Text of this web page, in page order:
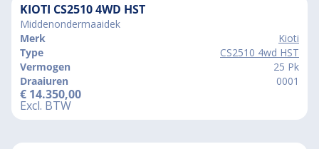
KIOTI CS2510 4WD HST
Middenondermaaidek
Merk
Kioti
Type
CS2510 4wd HST
Vermogen
25 Pk
Draaiuren
0001
€ 14.350,00
Excl. BTW